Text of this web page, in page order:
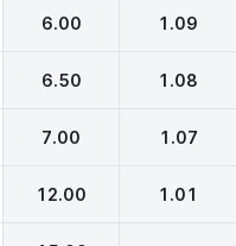
6.00 1.09
6.50 1.08
7.00 1.07
12.00 1.01